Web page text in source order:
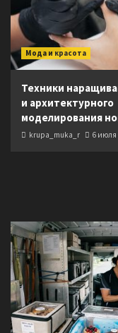
Мода и красота
Техники
и архитектурного
моделирования
krupa_muka_r 6 июля